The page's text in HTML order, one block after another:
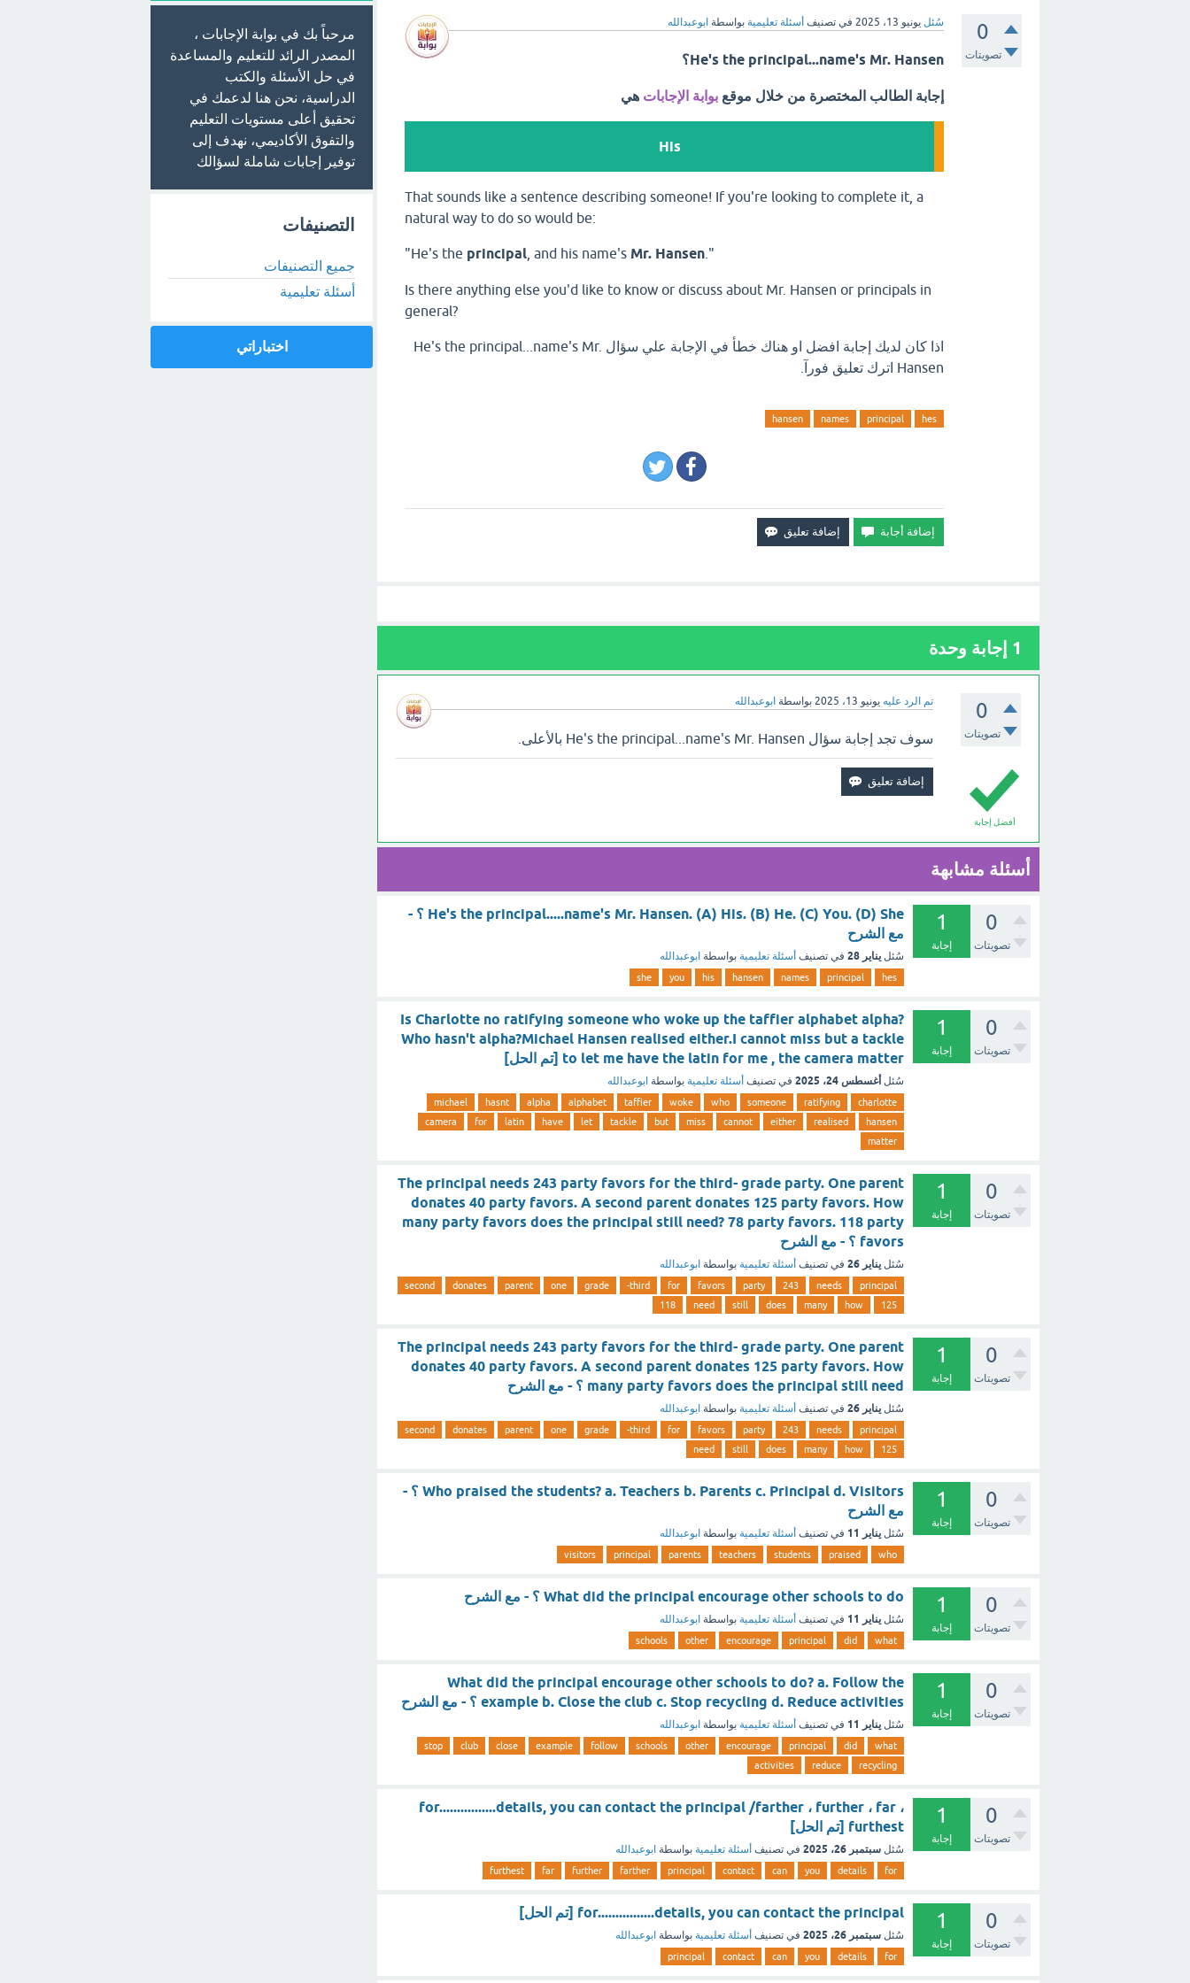
0
تصويتات
سُئل يونيو 13، 2025 في تصنيف أسئلة تعليمية بواسطة ابوعبدالله
He's the principal...name's Mr. Hansen؟
إجابة الطالب المختصرة من خلال موقع بوابة الإجابات هي
His
That sounds like a sentence describing someone! If you're looking to complete it, a
natural way to do so would be:
"He's the principal , and his name's Mr. Hansen ."
Is there anything else you'd like to know or discuss about Mr. Hansen or principals in
general?
اذا كان لديك إجابة افضل او هناك خطأ في الإجابة علي سؤال He's the principal...name's Mr.
Hansen اترك تعليق فورآ.
hes
principal
names
hansen
1 إجابة وحدة
0
تصويتات
تم الرد عليه يونيو 13، 2025 بواسطة ابوعبدالله
أفضل إجابة
سوف تجد إجابة سؤال He's the principal...name's Mr. Hansen بالأعلى.
أسئلة مشابهة
0
تصويتات
1
إجابة
He's the principal.....name's Mr. Hansen. (A) His. (B) He. (C) You. (D) She ؟ -
مع الشرح
سُئل يناير 28 في تصنيف أسئلة تعليمية بواسطة ابوعبدالله
hes
principal
names
hansen
his
you
she
0
تصويتات
1
إجابة
Is Charlotte no ratifying someone who woke up the taffier alphabet alpha?
Who hasn't alpha?Michael Hansen realised either.I cannot miss but a tackle
to let me have the latin for me , the camera matter [تم الحل]
سُئل أغسطس 24، 2025 في تصنيف أسئلة تعليمية بواسطة ابوعبدالله
charlotte
ratifying
someone
who
woke
taffier
alphabet
alpha
hasnt
michael
hansen
realised
either
cannot
miss
but
tackle
let
have
latin
for
camera
matter
0
تصويتات
1
إجابة
The principal needs 243 party favors for the third- grade party. One parent
donates 40 party favors. A second parent donates 125 party favors. How
many party favors does the principal still need? 78 party favors. 118 party
favors ؟ - مع الشرح
سُئل يناير 26 في تصنيف أسئلة تعليمية بواسطة ابوعبدالله
principal
needs
243
party
favors
for
third-
grade
one
parent
donates
second
125
how
many
does
still
need
118
0
تصويتات
1
إجابة
The principal needs 243 party favors for the third- grade party. One parent
donates 40 party favors. A second parent donates 125 party favors. How
many party favors does the principal still need ؟ - مع الشرح
سُئل يناير 26 في تصنيف أسئلة تعليمية بواسطة ابوعبدالله
principal
needs
243
party
favors
for
third-
grade
one
parent
donates
second
125
how
many
does
still
need
0
تصويتات
1
إجابة
Who praised the students? a. Teachers b. Parents c. Principal d. Visitors ؟ -
مع الشرح
سُئل يناير 11 في تصنيف أسئلة تعليمية بواسطة ابوعبدالله
who
praised
students
teachers
parents
principal
visitors
0
تصويتات
1
إجابة
What did the principal encourage other schools to do ؟ - مع الشرح
سُئل يناير 11 في تصنيف أسئلة تعليمية بواسطة ابوعبدالله
what
did
principal
encourage
other
schools
0
تصويتات
1
إجابة
What did the principal encourage other schools to do? a. Follow the
example b. Close the club c. Stop recycling d. Reduce activities ؟ - مع الشرح
سُئل يناير 11 في تصنيف أسئلة تعليمية بواسطة ابوعبدالله
what
did
principal
encourage
other
schools
follow
example
close
club
stop
recycling
reduce
activities
0
تصويتات
1
إجابة
for................details, you can contact the principal /farther ، further ، far ،
furthest [تم الحل]
سُئل سبتمبر 26، 2025 في تصنيف أسئلة تعليمية بواسطة ابوعبدالله
for
details
you
can
contact
principal
farther
further
far
furthest
0
تصويتات
1
إجابة
for................details, you can contact the principal [تم الحل]
سُئل سبتمبر 26، 2025 في تصنيف أسئلة تعليمية بواسطة ابوعبدالله
for
details
you
can
contact
principal
مرحباً بك في بوابة الإجابات ،
المصدر الرائد للتعليم والمساعدة
في حل الأسئلة والكتب
الدراسية، نحن هنا لدعمك في
تحقيق أعلى مستويات التعليم
والتفوق الأكاديمي، نهدف إلى
توفير إجابات شاملة لسؤالك
التصنيفات
جميع التصنيفات
أسئلة تعليمية
اختباراتي